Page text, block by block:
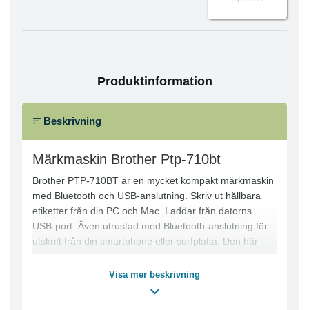
Produktinformation
Beskrivning
Märkmaskin Brother Ptp-710bt
Brother PTP-710BT är en mycket kompakt märkmaskin
med Bluetooth och USB-anslutning. Skriv ut hållbara
etiketter från din PC och Mac. Laddar från datorns
USB-port. Även utrustad med Bluetooth-anslutning för
utskrift från din smartphone eller surfplatta. Den här
alternativ att skriva ut etiketter för märkning runt om på
ditt kontor. Designa etiketter på din PC eller Mac, och
Visa mer beskrivning